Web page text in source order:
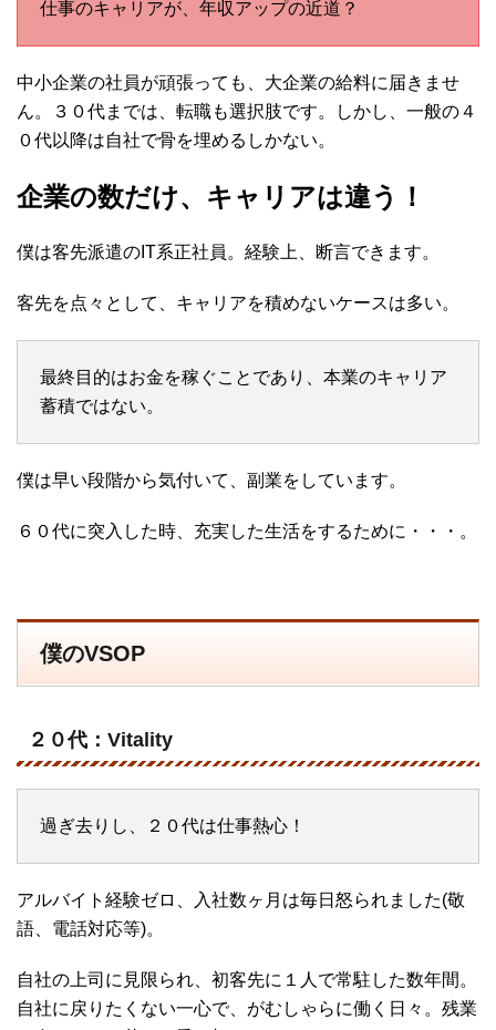
仕事のキャリアが、年収アップの近道？
中小企業の社員が頑張っても、大企業の給料に届きませ
ん。３０代までは、転職も選択肢です。しかし、一般の４
０代以降は自社で骨を埋めるしかない。
企業の数だけ、キャリアは違う！
僕は客先派遣のIT系正社員。経験上、断言できます。
客先を点々として、キャリアを積めないケースは多い。
最終目的はお金を稼ぐことであり、本業のキャリア
蓄積ではない。
僕は早い段階から気付いて、副業をしています。
６０代に突入した時、充実した生活をするために・・・。
僕のVSOP
２０代：Vitality
過ぎ去りし、２０代は仕事熱心！
アルバイト経験ゼロ、入社数ヶ月は毎日怒られました(敬
語、電話対応等)。
自社の上司に見限られ、初客先に１人で常駐した数年間。
自社に戻りたくない一心で、がむしゃらに働く日々。残業